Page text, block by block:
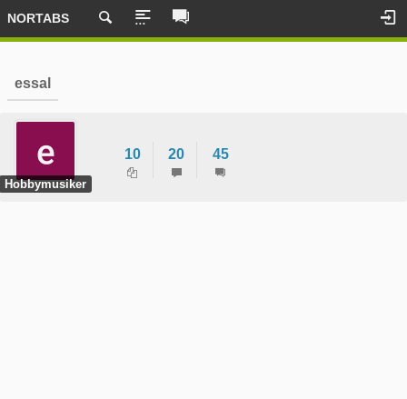
NORTABS
essal
Hobbymusiker
10 20 45